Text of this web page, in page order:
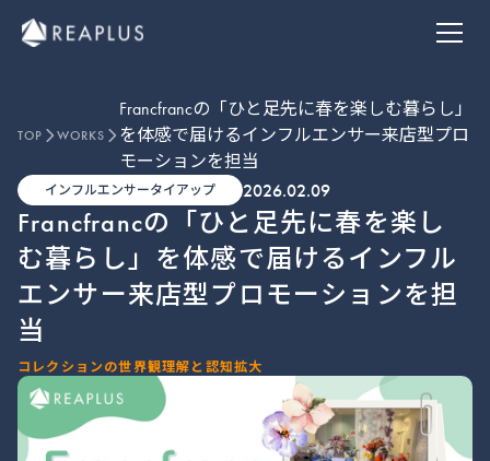
ABOUT
事業内容
INFLUENCER
インフルエンサー
WORKS
実績一覧
チームメンバー
NEWS
お知らせ
CONTACT
お問い合わせ
TOP WORKS
Francfrancの「ひと足先に春を楽しむ暮らし」
を体感で届けるインフルエンサー来店型プロ
モーションを担当
インフルエンサータイアップ 2026.02.09
Francfrancの「ひと足先に春を楽し
む暮らし」を体感で届けるインフル
エンサー来店型プロモーションを担
当
コレクションの世界観理解と認知拡大